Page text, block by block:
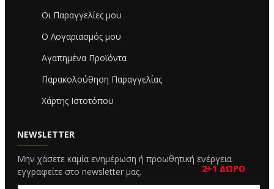
2+1 ΔΩΡΟ
2+1 ΔΩΡΟ
2+1 ΔΩΡΟ
2+1 ΔΩΡΟ
2+1 ΔΩΡΟ
Οι Παραγγελίες μου
Ο Λογαριασμός μου
Αγαπημένα Προϊόντα
Παρακολούθηση Παραγγελίας
Χάρτης Ιστοτόπου
NEWSLETTER
Μην χάσετε καμία ενημέρωση ή προωθητική ενέργεια
εγγραφείτε στο newsletter μας.